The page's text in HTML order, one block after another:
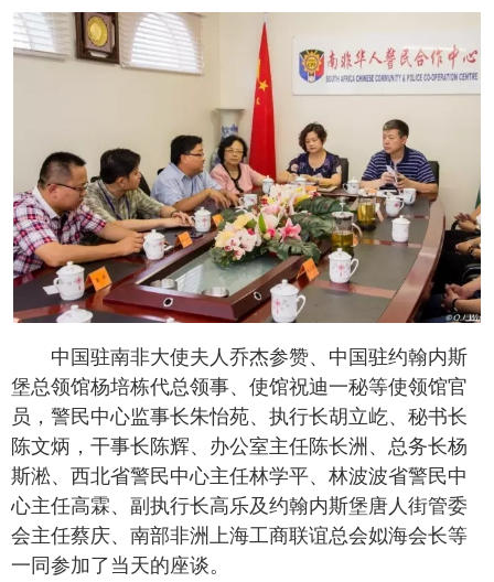
中国驻南非大使夫人乔杰参赞、中国驻约翰内斯
堡总领馆杨培栋代总领事、使馆祝迪一秘等使领馆官
员，警民中心监事长朱怡苑、执行长胡立屹、秘书长
陈文炳，干事长陈辉、办公室主任陈长洲、总务长杨
斯淞、西北省警民中心主任林学平、林波波省警民中
心主任高霖、副执行长高乐及约翰内斯堡唐人街管委
会主任蔡庆、南部非洲上海工商联谊总会姒海会长等
一同参加了当天的座谈。